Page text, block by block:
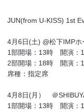
JUN(from U-KISS) 1st
4月6日(土) @松下IMPホ
1部開場：13時 開演：
2部開場：18時 開演：
席種：指定席
4月8日(月） ＠
1部開場：13時 開演：